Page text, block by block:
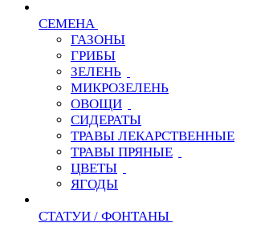
СЕМЕНА
ГАЗОНЫ
ГРИБЫ
ЗЕЛЕНЬ
МИКРОЗЕЛЕНЬ
ОВОЩИ
СИДЕРАТЫ
ТРАВЫ ЛЕКАРСТВЕННЫЕ
ТРАВЫ ПРЯНЫЕ
ЦВЕТЫ
ЯГОДЫ
СТАТУИ / ФОНТАНЫ